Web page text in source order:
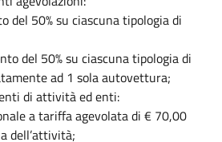
del 50% su ciascuna tipologia di
del 50% su ciascuna tipologia di
ad 1 sola autovettura;
di attività ed enti:
a tariffa agevolata di € 70,00
dell’attività;